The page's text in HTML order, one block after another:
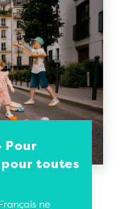
Pour
toutes
ne